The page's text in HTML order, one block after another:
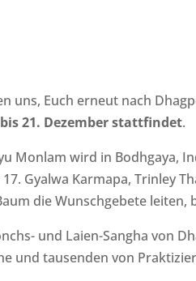
uns, Euch erneut nach
21. Dezember stattfindet.
Monlam wird in
Gyalwa Karmapa, Trinley
die Wunschgebete
und Laien-Sangha von
und tausenden von